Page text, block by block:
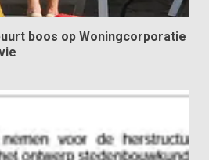
boos op Woningcorporatie